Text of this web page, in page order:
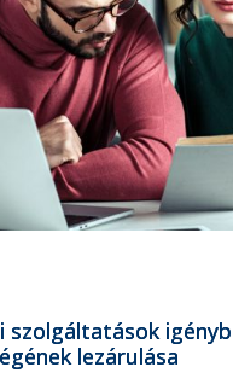
szolgáltatások
lezárulása